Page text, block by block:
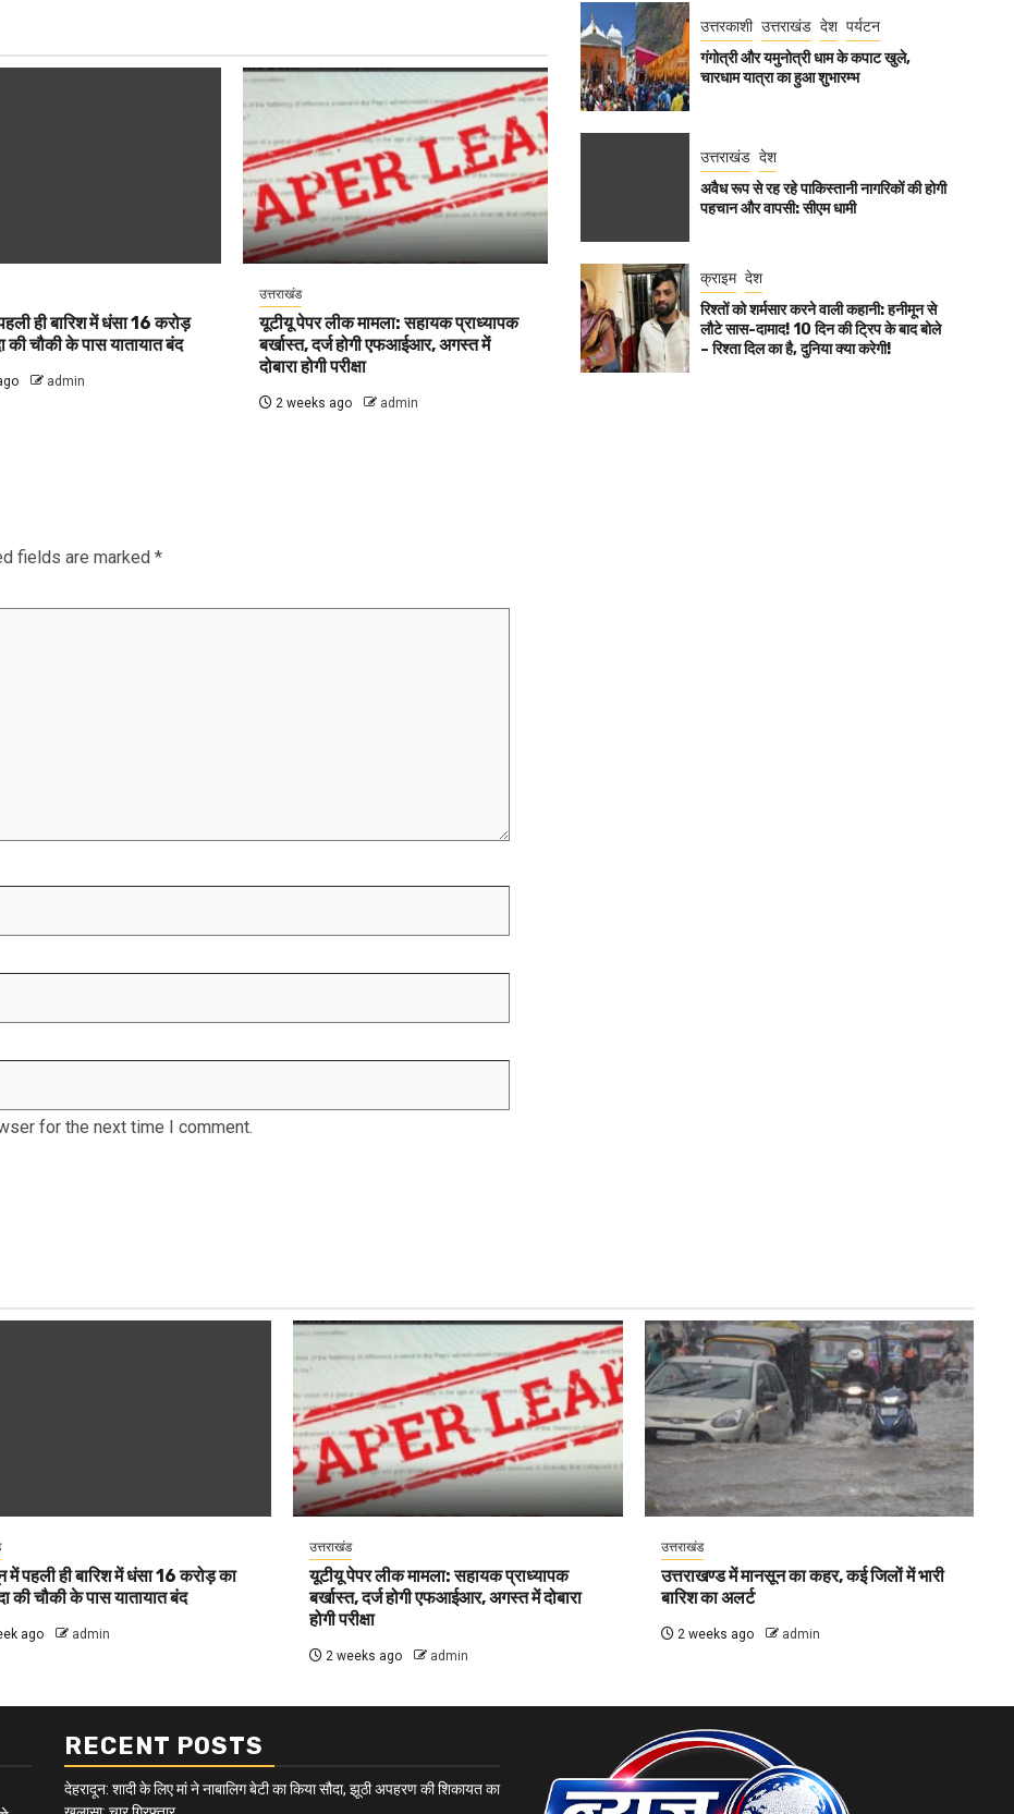
ही बारिश में धंसा 16 करोड़
की चौकी के पास यातायात बंद
admin
उत्तराखंड
यूटीयू पेपर लीक मामला: सहायक प्राध्यापक
बर्खास्त, दर्ज होगी एफआईआर, अगस्त में
दोबारा होगी परीक्षा
2 weeks ago admin
fields are marked *
for the next time I comment.
उत्तरकाशी उत्तराखंड देश पर्यटन
गंगोत्री और यमुनोत्री धाम के कपाट खुले,
चारधाम यात्रा का हुआ शुभारम्भ
उत्तराखंड देश
अवैध रूप से रह रहे पाकिस्तानी नागरिकों की होगी
पहचान और वापसी: सीएम धामी
क्राइम देश
रिश्तों को शर्मसार करने वाली कहानी: हनीमून से
लौटे सास-दामाद! 10 दिन की ट्रिप के बाद बोले
– रिश्ता दिल का है, दुनिया क्या करेगी!
में पहली ही बारिश में धंसा 16 करोड़ का
की चौकी के पास यातायात बंद
ago admin
उत्तराखंड
यूटीयू पेपर लीक मामला: सहायक प्राध्यापक
बर्खास्त, दर्ज होगी एफआईआर, अगस्त में दोबारा
होगी परीक्षा
2 weeks ago admin
उत्तराखंड
उत्तराखण्ड में मानसून का कहर, कई जिलों में भारी
बारिश का अलर्ट
2 weeks ago admin
RECENT POSTS
देहरादून: शादी के लिए मां ने नाबालिग बेटी का किया सौदा, झूठी अपहरण की शिकायत का